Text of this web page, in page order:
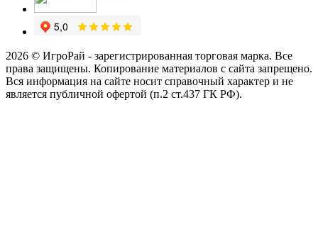
2026 © ИгроРай - зарегистрированная торговая марка. Все
права защищены. Копирование материалов с сайта запрещено.
Вся информация на сайте носит справочный характер и не
является публичной офертой (п.2 ст.437 ГК РФ).